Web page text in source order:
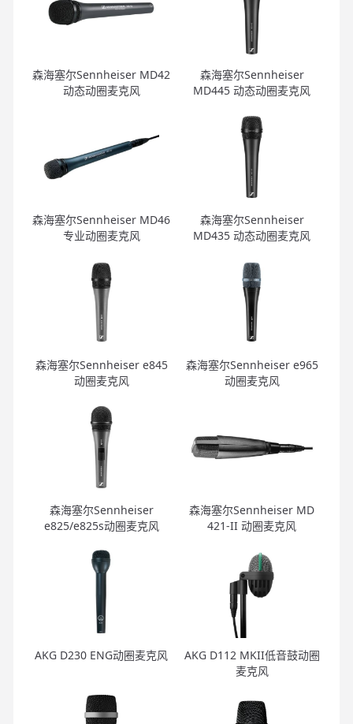
森海塞尔Sennheiser MD42
动态动圈麦克风
森海塞尔Sennheiser
MD445 动态动圈麦克风
森海塞尔Sennheiser MD46
专业动圈麦克风
森海塞尔Sennheiser
MD435 动态动圈麦克风
森海塞尔Sennheiser e845
动圈麦克风
森海塞尔Sennheiser e965
动圈麦克风
森海塞尔Sennheiser
e825/e825s动圈麦克风
森海塞尔Sennheiser MD
421-II 动圈麦克风
AKG D230 ENG动圈麦克风
AKG D112 MKII低音鼓动圈
麦克风